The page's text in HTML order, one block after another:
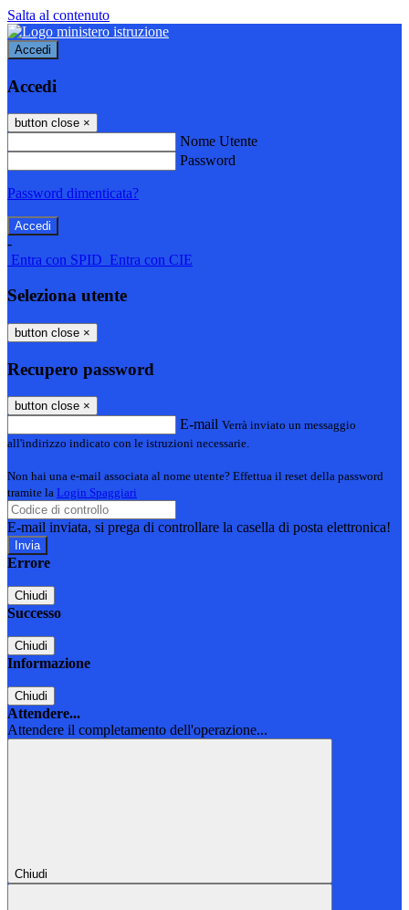
Salta al contenuto
Accedi
Accedi
button close ×
Nome Utente
Password
Password dimenticata?
-
Entra con SPID Entra con CIE
Seleziona utente
button close ×
Recupero password
button close ×
E-mail Verrà inviato un messaggio
all'indirizzo indicato con le istruzioni necessarie.
Non hai una e-mail associata al nome utente? Effettua il reset della password
tramite la Login Spaggiari
E-mail inviata, si prega di controllare la casella di posta elettronica!
Errore
Chiudi
Successo
Chiudi
Informazione
Chiudi
Attendere...
Attendere il completamento dell'operazione...
Chiudi